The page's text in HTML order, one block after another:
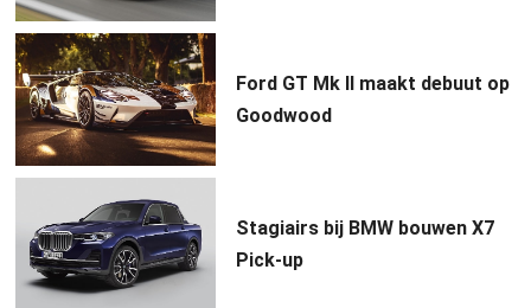
Ford GT Mk II maakt debuut op
Goodwood
Stagiairs bij BMW bouwen X7
Pick-up